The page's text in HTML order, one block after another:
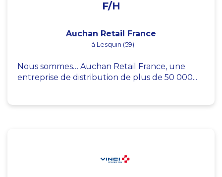
F/H
Auchan Retail France
à Lesquin (59)
Nous sommes… Auchan Retail France, une
entreprise de distribution de plus de 50 000...